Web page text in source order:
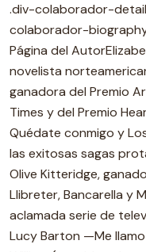
.div-colaborador-
colaborador-
Página del
novelista
ganadora del Premio
Times y del Premio
Quédate conmigo y
las exitosas sagas
Olive Kitteridge,
Llibreter, Bancarella y
aclamada serie de
Lucy Barton —Me